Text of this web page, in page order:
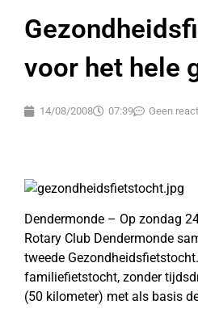
voor het hele
14/08/2008 07:39 Geen
Dendermonde – Op zondag
Rotary Club Dendermonde
tweede
familiefietstocht, zonder
(50 kilometer) met als basis